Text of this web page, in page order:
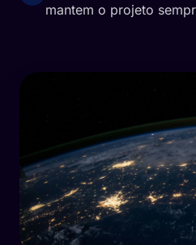
mantem o projeto